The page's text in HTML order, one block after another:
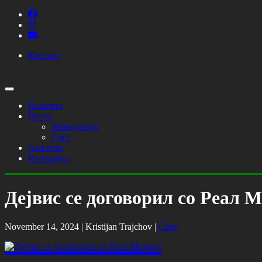
Контакт
Почетна
Вести
Македонија
Свет
Анализи
Интервјуа
Дејвис се договорил со Реал
November 14, 2024 | Kristijan Trajchov | Свет